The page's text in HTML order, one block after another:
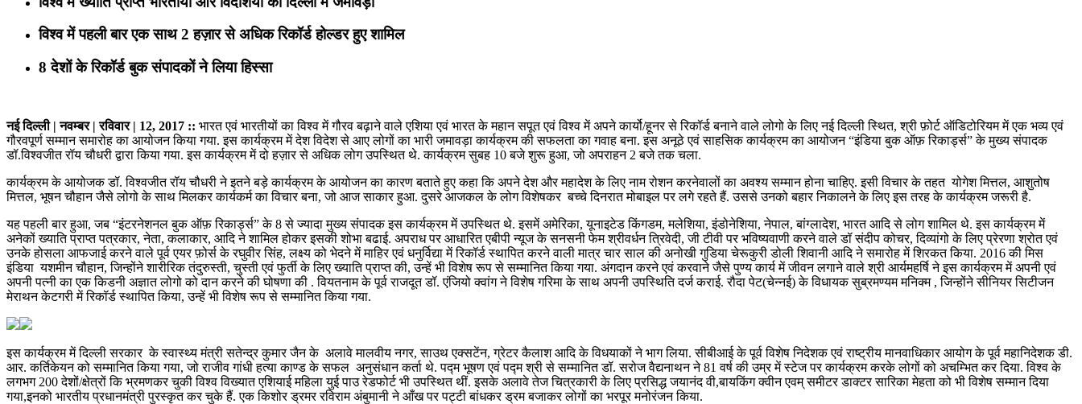
विश्व में पहली बार एक साथ2 हज़ार से अधिक रिकॉर्ड होल्डर हुए शामिल
8 देशों के रिकॉर्ड बुक संपादकों ने लिया हिस्सा
नई दिल्ली | नवम्बर | रविवार | 12, 2017 :: भारत एवं भारतीयों का विश्व में गौरव बढ़ाने वाले एशिया एवं भारत के महान सपूत एवं विश्व में अपने कार्यो/हूनर से रिकॉर्ड बनाने वाले लोगो के लिए नई दिल्ली स्थित, श्री फ़ोर्ट ऑडिटोरियम में एक भव्य एवं
गौरवपूर्ण सम्मान समारोह का आयोजन किया गया. इस कार्यक्रम में देश विदेश से आए लोगों का भारी जमावड़ा कार्यक्रम की सफलता का गवाह बना. इस अनूठे एवं साहसिक कार्यक्रम का आयोजन “इंडिया बुक ऑफ़ रिकार्ड्स” के मुख्य संपादक
डॉ.विश्वजीत रॉय चौधरी द्वारा किया गया. इस कार्यक्रम में दो हज़ार से अधिक लोग उपस्थित थे. कार्यक्रम सुबह 10 बजे शुरू हुआ, जो अपराहन 2 बजे तक चला.
कार्यक्रम के आयोजक डॉ. विश्वजीत रॉय चौधरी ने इतने बड़े कार्यक्रम के आयोजन का कारण बताते हुए कहा कि अपने देश और महादेश के लिए नाम रोशन करनेवालों का अवश्य सम्मान होना चाहिए. इसी विचार के तहत योगेश मित्तल, आशुतोष
मित्तल, भूषन चौहान जैसे लोगो के साथ मिलकर कार्यकर्म का विचार बना, जो आज साकार हुआ. दुसरे आजकल के लोग विशेषकर बच्चे दिनरात मोबाइल पर लगे रहते हैं. उससे उनको बहार निकालने के लिए इस तरह के कार्यक्रम जरूरी है.
यह पहली बार हुआ, जब “इंटरनेशनल बुक ऑफ़ रिकार्ड्स” के 8 से ज्यादा मुख्य संपादक इस कार्यक्रम में उपस्थित थे. इसमें अमेरिका, यूनाइटेड किंगडम, मलेशिया, इंडोनेशिया, नेपाल, बांग्लादेश, भारत आदि से लोग शामिल थे. इस कार्यक्रम में
अनेकों ख्याति प्राप्त पत्रकार, नेता, कलाकार, आदि ने शामिल होकर इसकी शोभा बढाई. अपराध पर आधारित एबीपी न्यूज के सनसनी फेम श्रीवर्धन त्रिवेदी, जी टीवी पर भविष्यवाणी करने वाले डॉ संदीप कोचर, दिव्यांगो के लिए प्रेरणा श्रोत एवं
उनके होसला आफजाई करने वाले पूर्व एयर फ़ोर्स के रघुवीर सिंह, लक्ष्य को भेदने में माहिर एवं धनुर्विद्या में रिकॉर्ड स्थापित करने वाली मात्र चार साल की अनोखी गुडिया चेरूकुरी डोली शिवानी आदि ने समारोह में शिरकत किया. 2016 की मिस
इंडिया यशमीन चौहान, जिन्होंने शारीरिक तंदुरुस्ती, चुस्ती एवं फुर्ती के लिए ख्याति प्राप्त की, उन्हें भी विशेष रूप से सम्मानित किया गया. अंगदान करने एवं करवाने जैसे पुण्य कार्य में जीवन लगाने वाले श्री आर्यमहर्षि ने इस कार्यक्रम में अपनी एवं
अपनी पत्नी का एक किडनी अज्ञात लोगो को दान करने की घोषणा की . वियतनाम के पूर्व राजदूत डॉ. एंजियो क्वांग ने विशेष गरिमा के साथ अपनी उपस्थिति दर्ज कराई. रौदा पेट(चेन्नई) के विधायक सुब्रमण्यम मनिक्म , जिन्होंने सीनियर सिटीजन
मेराथन केटगरी में रिकॉर्ड स्थापित किया, उन्हें भी विशेष रूप से सम्मानित किया गया.
इस कार्यक्रम में दिल्ली सरकार के स्वास्थ्य मंत्री सतेन्द्र कुमार जैन के अलावे मालवीय नगर, साउथ एक्सटेंन, ग्रेटर कैलाश आदि के विधयाकों ने भाग लिया. सीबीआई के पूर्व विशेष निदेशक एवं राष्ट्रीय मानवाधिकार आयोग के पूर्व महानिदेशक डी.
आर. कर्तिकेयन को सम्मानित किया गया, जो राजीव गांधी हत्या काण्ड के सफल अनुसंधान कर्ता थे. पद्म भूषण एवं पद्म श्री से सम्मानित डॉ. सरोज वैद्यनाथन ने 81 वर्ष की उम्र में स्टेज पर कार्यक्रम करके लोगों को अचम्भित कर दिया. विश्व के
लगभग 200 देशों/क्षेत्रों कि भ्रमणकर चुकी विश्व विख्यात एशियाई महिला युई पाउ रेडफोर्ट भी उपस्थित थीं. इसके अलावे तेज चित्रकारी के लिए प्रसिद्ध जयानंद वी,बायकिंग क्वीन एवम् समीटर डाक्टर सारिका मेहता को भी विशेष सम्मान दिया
गया,इनको भारतीय प्रधानमंत्री पुरस्कृत कर चुके हैं. एक किशोर ड्रमर रविराम अंबुमानी ने आँख पर पट्टी बांधकर ड्रम बजाकर लोगों का भरपूर मनोरंजन किया.